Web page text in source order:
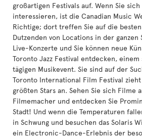
großartigen Festivals auf. Wenn Sie
interessieren, ist die Canadian Music
Richtige; dort treffen Sie auf die
Dutzenden von Locations in der ganzen
Live-Konzerte und Sie können neue
Toronto Jazz Festival entdecken,
tägigen Musikevent. Sie sind auf der
Toronto International Film Festival
größten Stars an. Sehen Sie sich Filme
Filmemacher und entdecken Sie
Stadt! Und wenn die Temperaturen
in Schwung und besuchen das Solaris
ein Electronic-Dance-Erlebnis der